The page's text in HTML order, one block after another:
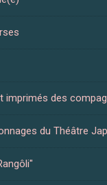
imprimés des
du Théâtre